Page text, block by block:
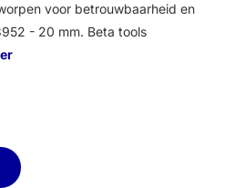
voor betrouwbaarheid en
- 20 mm. Beta tools